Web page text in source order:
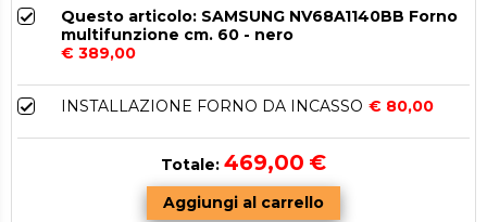
Questo articolo: SAMSUNG NV68A1140BB Forno
multifunzione cm. 60 - nero
€ 389,00
INSTALLAZIONE FORNO DA INCASSO € 80,00
Totale: 469,00 €